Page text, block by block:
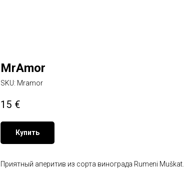
MrAmor
SKU: Mramor
15 €
Купить
Приятный аперитив из сорта винограда Rumeni Muškat.